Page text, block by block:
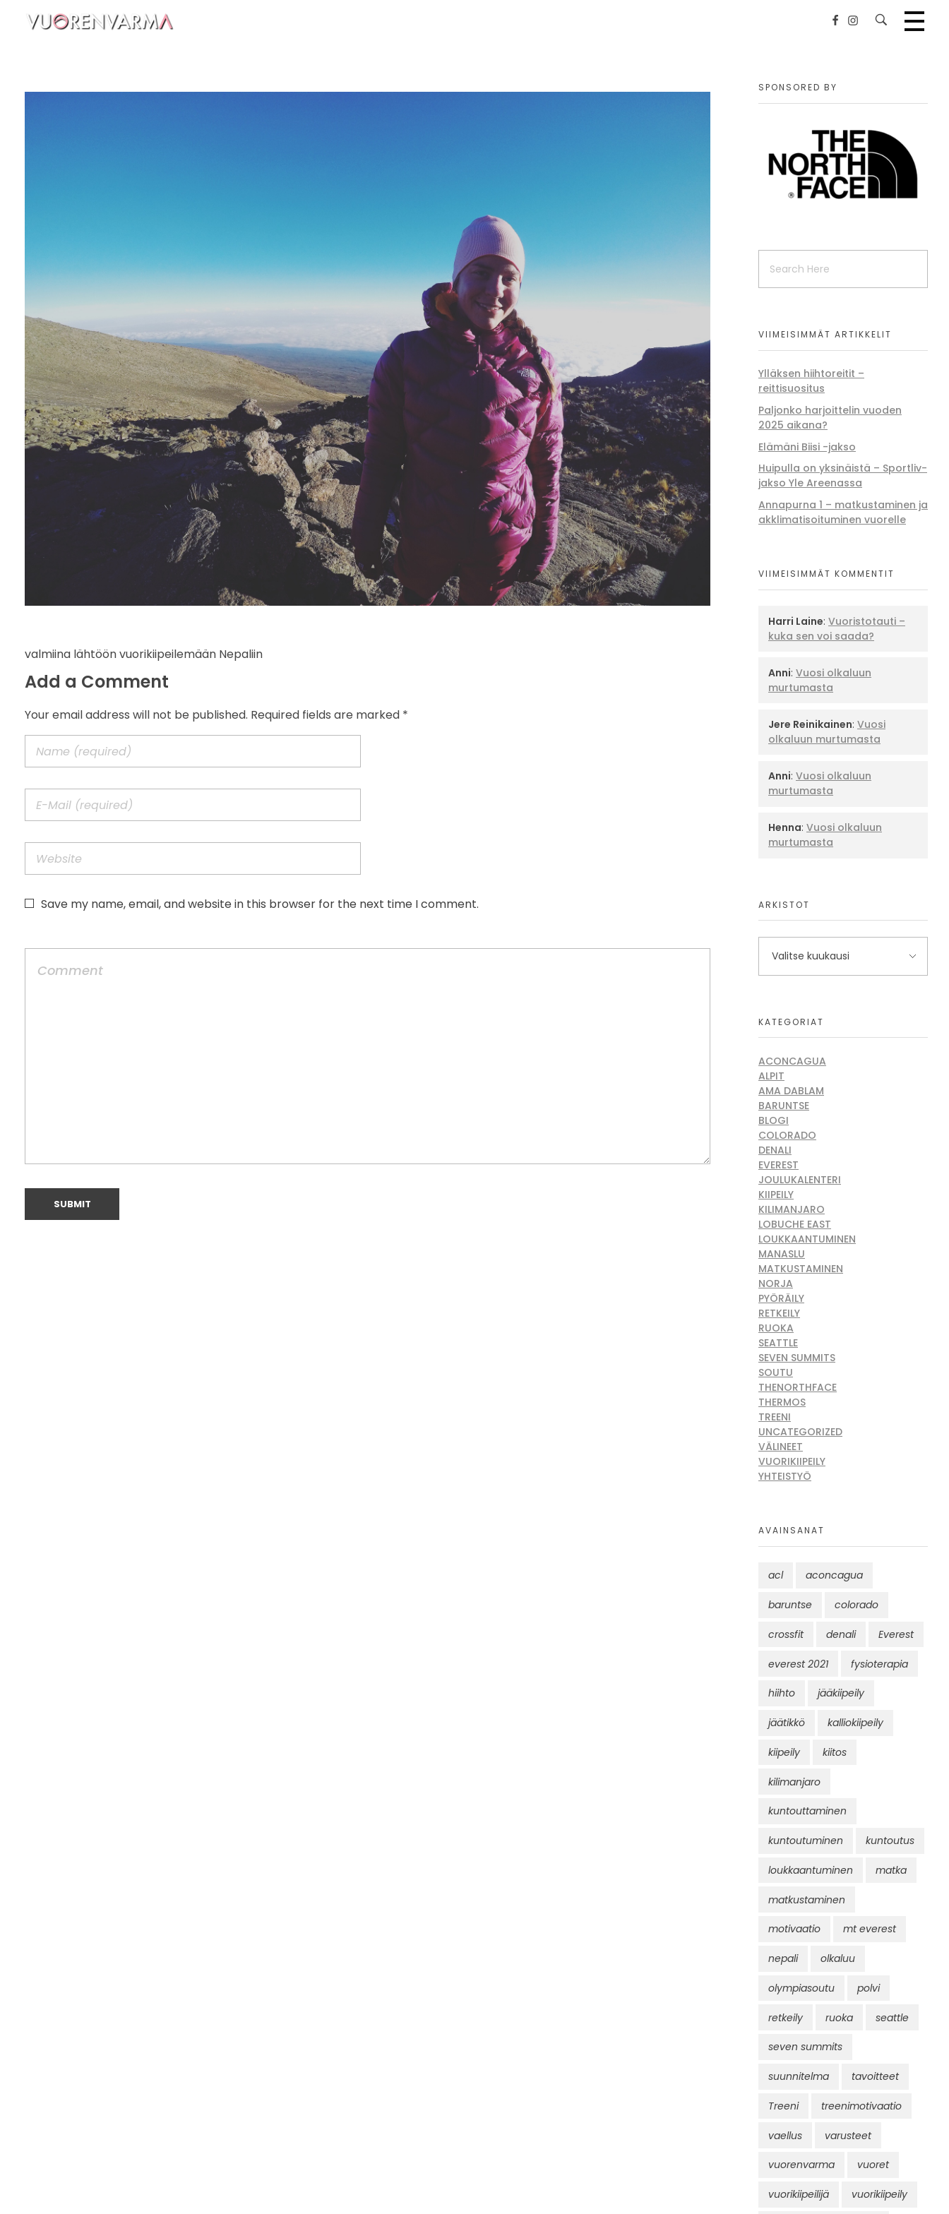
valmiina lähtöön vuorikiipeilemään Nepaliin
Add a Comment
Your email address will not be published. Required fields are marked *
Save my name, email, and website in this browser for the next time I comment.
SPONSORED BY
VIIMEISIMMÄT ARTIKKELIT
Ylläksen hiihtoreitit –
reittisuositus
Paljonko harjoittelin vuoden
2025 aikana?
Elämäni Biisi -jakso
Huipulla on yksinäistä – Sportliv-
jakso Yle Areenassa
Annapurna 1 – matkustaminen ja
akklimatisoituminen vuorelle
VIIMEISIMMÄT KOMMENTIT
Harri Laine: Vuoristotauti –
kuka sen voi saada?
Anni: Vuosi olkaluun
murtumasta
Jere Reinikainen: Vuosi
olkaluun murtumasta
Anni: Vuosi olkaluun
murtumasta
Henna: Vuosi olkaluun
murtumasta
ARKISTOT
KATEGORIAT
ACONCAGUA
ALPIT
AMA DABLAM
BARUNTSE
BLOGI
COLORADO
DENALI
EVEREST
JOULUKALENTERI
KIIPEILY
KILIMANJARO
LOBUCHE EAST
LOUKKAANTUMINEN
MANASLU
MATKUSTAMINEN
NORJA
PYÖRÄILY
RETKEILY
RUOKA
SEATTLE
SEVEN SUMMITS
SOUTU
THENORTHFACE
THERMOS
TREENI
UNCATEGORIZED
VÄLINEET
VUORIKIIPEILY
YHTEISTYÖ
AVAINSANAT
acl aconcagua
baruntse colorado
crossfit denali Everest
everest 2021 fysioterapia
hiihto jääkiipeily
jäätikkö kalliokiipeily
kiipeily kiitos
kilimanjaro
kuntouttaminen
kuntoutuminen kuntoutus
loukkaantuminen matka
matkustaminen
motivaatio mt everest
nepali olkaluu
olympiasoutu polvi
retkeily ruoka seattle
seven summits
suunnitelma tavoitteet
Treeni treenimotivaatio
vaellus varusteet
vuorenvarma vuoret
vuorikiipeilijä vuorikiipeily